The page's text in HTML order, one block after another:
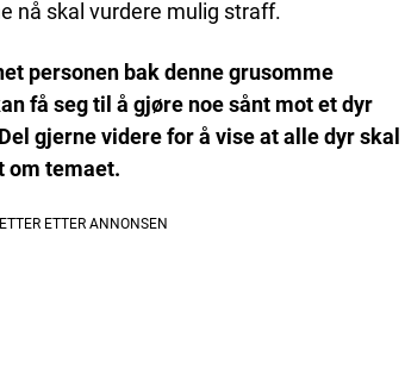
nå skal vurdere mulig straff.
personen bak denne grusomme
få seg til å gjøre noe sånt mot et dyr
gjerne videre for å vise at alle dyr skal
om temaet.